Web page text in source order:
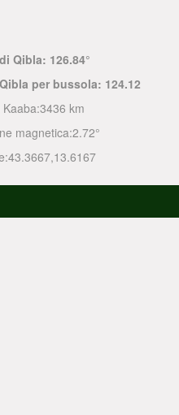
Qibla: 126.84°
per bussola: 124.12
3436 km
magnetica:2.72°
43.3667,13.6167